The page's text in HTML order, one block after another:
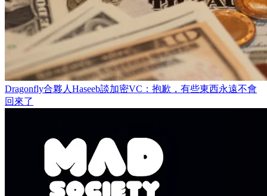
Dragonfly合夥人Haseeb談加密VC：抱歉，有些東西永遠不會
回來了